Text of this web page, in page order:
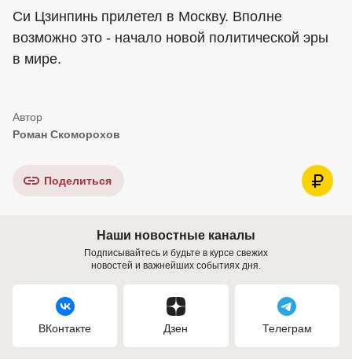
Си Цзинпинь прилетел в Москву. Вполне
возможно это - начало новой политической эры
в мире.
Роман Скоморохов
Поделиться
Наши новостные каналы
Подписывайтесь и будьте в курсе свежих
новостей и важнейших событиях дня.
ВКонтакте Дзен Телеграм